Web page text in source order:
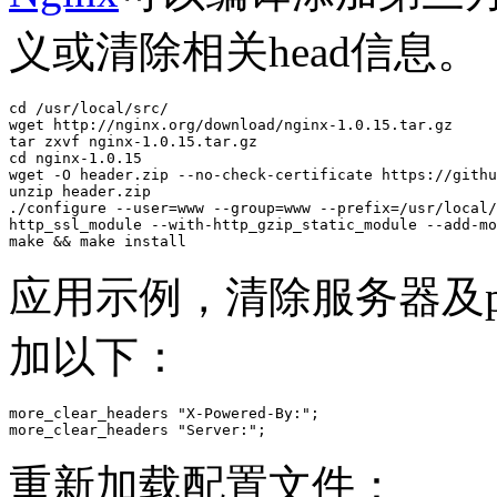
义或清除相关head信息。
cd /usr/local/src/
wget http://nginx.org/download/nginx-1.0.15.tar.gz
tar zxvf nginx-1.0.15.tar.gz
cd nginx-1.0.15
wget -O header.zip --no-check-certificate https://
unzip header.zip
./configure --user=www --group=www --prefix=/usr/
http_ssl_module --with-http_gzip_static_module --add-
make && make install
应用示例，清除服务器
加以下：
more_clear_headers "X-Powered-By:";
more_clear_headers "Server:";
重新加载配置文件：